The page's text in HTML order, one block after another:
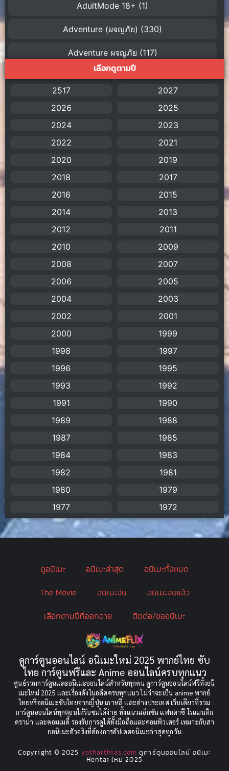
AdultMode 18+ (1)
Adventure (ผจญภัย) (330)
Adventure ผจญภัย (117)
(1)
Animation การ์ตูน
Animation แอนิเมชั่น
Blood(1)
boys love
Censored (เซ็นเซอร์) (19)
CG Animation (2)
Childhood(1)
Comedy (ตลก)(349)
Comedy ตลก(85)
Comic Book การ์ตูน(1)
Coming of Age(2)
Coming of Age ก้าวพ้นวัย(7)
เลือกดูตามปี
2517
2027
2026
2025
2024
2023
2022
2021
2020
2019
2018
2017
2016
2015
2014
2013
2012
2011
2010
2009
2008
2007
2006
2005
2004
2003
2002
2001
2000
1999
1998
1997
1996
1995
1993
1992
1991
1990
1989
1988
1987
1985
1984
1983
1982
1981
1980
1979
1977
1972
ดูอนิเมะ อนิเมะล่าสุด
อนิเมะทั้งหมด
The Movie
อนิเมะจีน
อนิเมะจบแล้ว
เลือกตามปีที่ออกฉาย
ติดต่อ/ขออนิเมะ
ดูการ์ตูนออนไลน์ อนิเมะใหม่ 2025 พากย์ไทย ซับ
ไทย การ์ตูนฟรีและ Anime ออนไลน์ครบทุกแนว
ศูนย์รวมการ์ตูนและอนิเมะออนไลน์สำหรับทุกคน ดูการ์ตูนออนไลน์ฟรีทั้งอนิ
เมะใหม่ 2025 และเรื่องดังในอดีตครบทุกแนว ไม่ว่าจะเป็น anime พากย์
ไทยหรืออนิเมะซับไทยจากญี่ปุ่น เกาหลี และต่างประเทศ เว็บเดียวที่รวม
การ์ตูนออนไลน์ทุกตอนให้รับชมได้ง่าย ทั้งแนวแอ็กชัน แฟนตาซี โรแมนติก
ดราม่า และคอมเมดี้ รองรับการดูได้ทั้งมือถือและคอมพิวเตอร์ เหมาะกับสา
ยอนิเมะตัวจริงที่ต้องการอัปเดตอนิเมะล่าสุดทุกวัน
Copyright © 2025 yatharthias.com ดูการ์ตูนออนไลน์ อนิเมะ
Hentai ใหม่ 2025